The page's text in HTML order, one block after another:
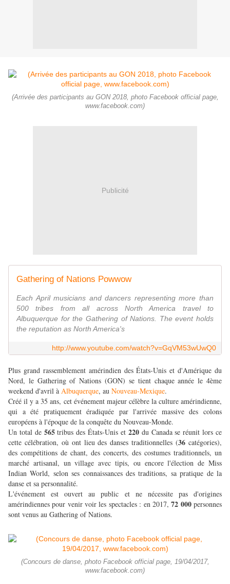
(Arrivée des participants au GON 2018, photo Facebook official page,
www.facebook.com)
Publicité
Gathering of Nations Powwow
Each April musicians and dancers representing more than
500 tribes from all across North America travel to
Albuquerque for the Gathering of Nations. The event holds
the reputation as North America's
http://www.youtube.com/watch?v=GqVM53wUwQ0
Plus grand rassemblement amérindien des États-Unis et d'Amérique du
Nord, le Gathering of Nations (GON) se tient chaque année le 4ème
weekend d'avril à Albuquerque, au Nouveau-Mexique.
Créé il y a 35 ans, cet événement majeur célèbre la culture amérindienne,
qui a été pratiquement éradiquée par l'arrivée massive des colons
européens à l'époque de la conquête du Nouveau-Monde.
Un total de 565tribus des États-Unis et 220 du Canada se réunit lors ce
cette célébration, où ont lieu des danses traditionnelles (36catégories),
des compétitions de chant, des concerts, des costumes traditionnels, un
marché artisanal, un village avec tipis, ou encore l'élection de Miss
Indian World, selon ses connaissances des traditions, sa pratique de la
danse et sa personnalité.
L'événement est ouvert au public et ne nécessite pas d'origines
amérindiennes pour venir voir les spectacles : en 2017,72 000personnes
sont venus au Gathering of Nations.
(Concours de danse, photo Facebook official page, 19/04/2017,
www.facebook.com)